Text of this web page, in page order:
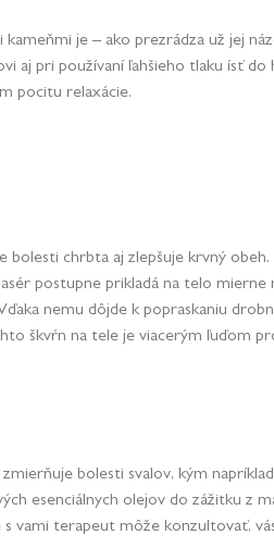
kameňmi je – ako prezrádza už jej
aj pri používaní ľahšieho tlaku ísť
pocitu relaxácie.
bolesti chrbta aj zlepšuje krvný
postupne prikladá na telo
nemu dôjde k popraskaniu
škvŕn na tele je viacerým ľuďom
bolesti svalov, kým
esenciálnych olejov do zážitku z
vami terapeut môže konzultovať,